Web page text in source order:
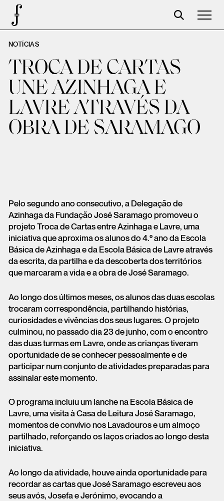
Foundation
Events
The foundation
Partners
Centenary
Login
NOTÍCIAS
TROCA DE CARTAS
UNE AZINHAGA E
LAVRE ATRAVÉS DA
OBRA DE SARAMAGO
Pelo segundo ano consecutivo, a Delegação de
Azinhaga da Fundação José Saramago promoveu o
projeto Troca de Cartas entre Azinhaga e Lavre, uma
iniciativa que aproxima os alunos do 4.º ano da Escola
Básica de Azinhaga e da Escola Básica de Lavre através
da escrita, da partilha e da descoberta dos territórios
que marcaram a vida e a obra de José Saramago.
Ao longo dos últimos meses, os alunos das duas escolas
trocaram correspondência, partilhando histórias,
curiosidades e vivências dos seus lugares. O projeto
culminou, no passado dia 23 de junho, com o encontro
das duas turmas em Lavre, onde as crianças tiveram
oportunidade de se conhecer pessoalmente e de
participar num conjunto de atividades preparadas para
assinalar este momento.
O programa incluiu um lanche na Escola Básica de
Lavre, uma visita à Casa de Leitura José Saramago,
momentos de convívio nos Lavadouros e um almoço
partilhado, reforçando os laços criados ao longo desta
iniciativa.
Ao longo da atividade, houve ainda oportunidade para
recordar as cartas que José Saramago escreveu aos
seus avós, Josefa e Jerónimo, evocando a